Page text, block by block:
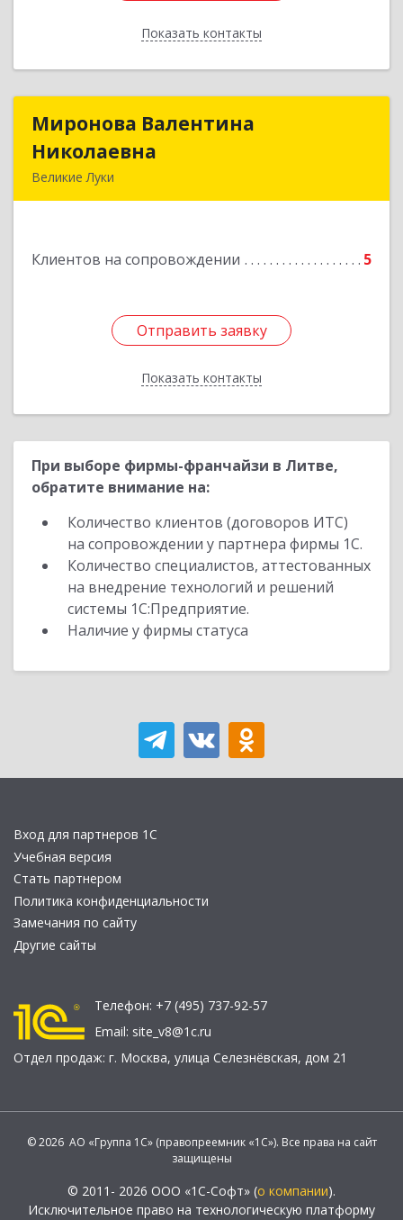
Показать контакты
Назад
Миронова Валентина
Николаевна
Великие Луки
Клиентов на сопровождении 5
Отправить заявку
Показать контакты
Миронова Валентина
Отправить заявку
Назад
При выборе фирмы-франчайзи в Литве,
обратите внимание на:
Количество клиентов (договоров ИТС)
на сопровождении у партнера фирмы 1С.
Количество специалистов, аттестованных
на внедрение технологий и решений
системы 1С:Предприятие.
Наличие у фирмы статуса
Вход для партнеров 1С
Учебная версия
Стать партнером
Политика конфиденциальности
Замечания по сайту
Другие сайты
Телефон: +7 (495) 737-92-57
Email: site_v8@1c.ru
Отдел продаж: г. Москва, улица Селезнёвская, дом 21
© 2026 АО «Группа 1С» (правопреемник «1С»). Все права на сайт
защищены
© 2011- 2026 ООО «1С-Софт» (о компании).
Исключительное право на технологическую платформу